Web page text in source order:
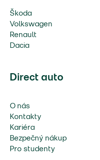
Škoda
Volkswagen
Renault
Dacia
Direct auto
O nás
Kontakty
Kariéra
Bezpečný nákup
Pro studenty